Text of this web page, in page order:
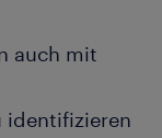
auch mit
identifizieren